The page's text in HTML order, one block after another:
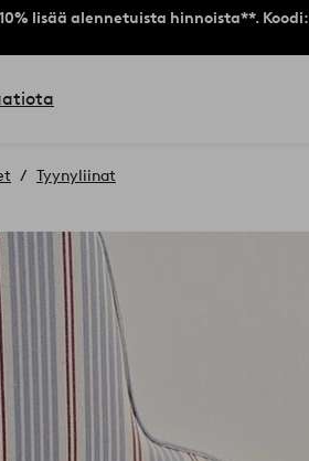
lisää alennetuista hinnoista**. Koodi:
Tyynyliinat